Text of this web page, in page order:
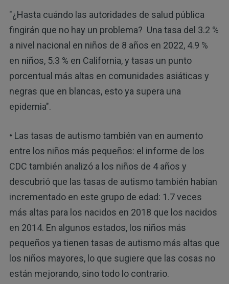
"¿Hasta cuándo las autoridades de salud pública
fingirán que no hay un problema? Una tasa del 3.2 %
a nivel nacional en niños de 8 años en 2022, 4.9 %
en niños, 5.3 % en California, y tasas un punto
porcentual más altas en comunidades asiáticas y
negras que en blancas, esto ya supera una
epidemia".
• Las tasas de autismo también van en aumento
entre los niños más pequeños: el informe de los
CDC también analizó a los niños de 4 años y
descubrió que las tasas de autismo también habían
incrementado en este grupo de edad: 1.7 veces
más altas para los nacidos en 2018 que los nacidos
en 2014. En algunos estados, los niños más
pequeños ya tienen tasas de autismo más altas que
los niños mayores, lo que sugiere que las cosas no
están mejorando, sino todo lo contrario.